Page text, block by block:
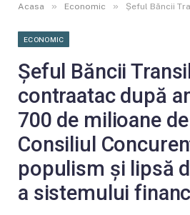
Acasa » Economic » Șeful Băncii Transilvania, contraatac după amenzile de 700
ECONOMIC
Șeful Băncii
contraatac după
700 de milioane
Consiliul
populism și lipsă
a sistemului